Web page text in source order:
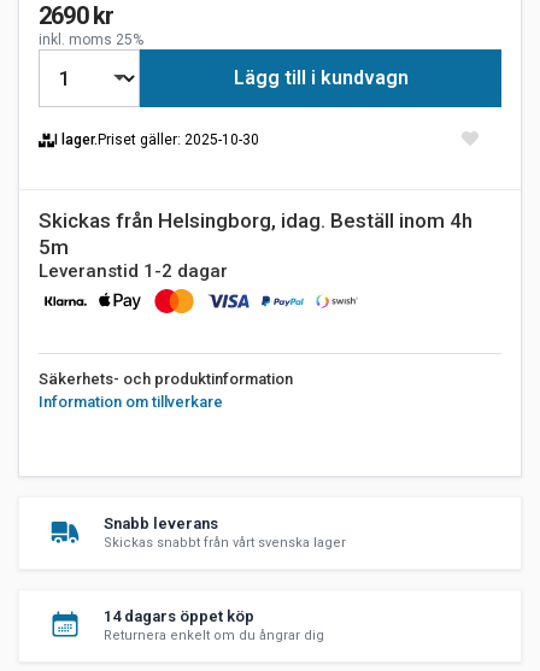
2690 kr
inkl. moms 25%
Lägg till i kundvagn
I lager. Priset gäller: 2025-10-30
Skickas från Helsingborg, idag. Beställ inom 4h
5m
Leveranstid 1-2 dagar
Säkerhets- och produktinformation
Information om tillverkare
Snabb leverans
Skickas snabbt från vårt svenska lager
14 dagars öppet köp
Returnera enkelt om du ångrar dig